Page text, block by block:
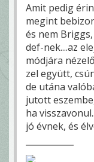
Amit pedig
megint
és nem
def-nek....az
módjára
zel együtt,
de utána
jutott
ha
jó évnek, és